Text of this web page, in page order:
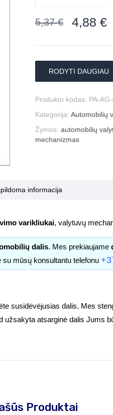
5,37€ 4,88 €
RODYTI DAUGIAU
Produkto kodas: PA-
Kategorija: Automobilių
Žymos: automobilių
mechanizmas
informacija
varikliukai, valytuvų
dalis. Mes prekiaujame
mūsų konsultantu telefonu
susidėvėjusias dalis. Mes
atsarginė dalis Jums
Produktai